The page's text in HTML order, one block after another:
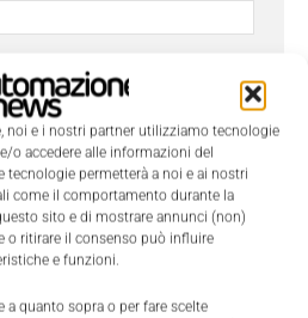
noi e i nostri partner utilizziamo tecnologie
o accedere alle informazioni del
permetterà a noi e ai nostri
come il comportamento durante la
sito e di mostrare annunci (non)
o ritirare il consenso può influire
e funzioni.
quanto sopra o per fare scelte